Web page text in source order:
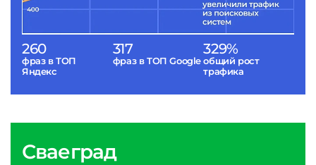
260
фраз в ТОП
Яндекс
317
фраз в ТОП Google
329%
общий рост
трафика
Сваеград